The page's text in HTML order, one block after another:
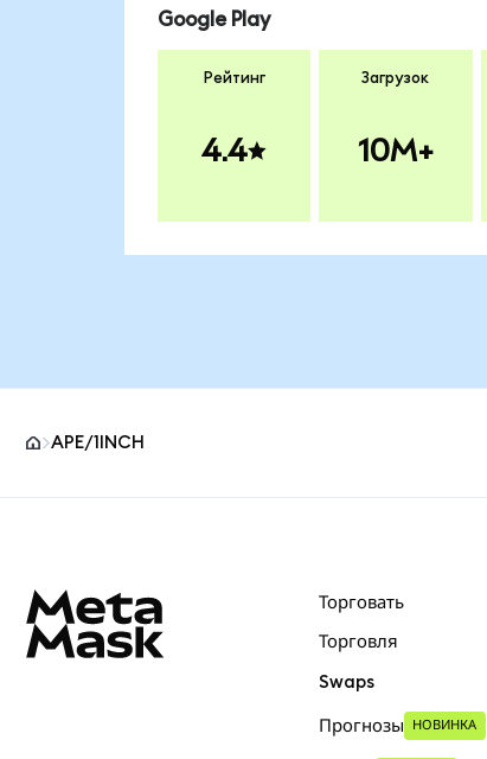
Google Play
Рейтинг
4.4
Загрузок
10M+
APE/1INCH
Торговать
Торговля
Swaps
Прогнозы НОВИНКА